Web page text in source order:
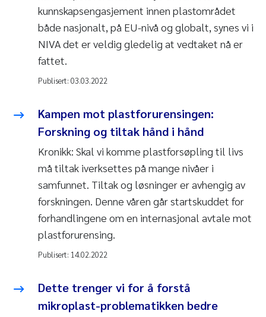
kunnskapsengasjement innen plastområdet
både nasjonalt, på EU-nivå og globalt, synes vi i
NIVA det er veldig gledelig at vedtaket nå er
fattet.
Publisert: 03.03.2022
Kampen mot plastforurensingen:
Forskning og tiltak hånd i hånd
Kronikk: Skal vi komme plastforsøpling til livs
må tiltak iverksettes på mange nivåer i
samfunnet. Tiltak og løsninger er avhengig av
forskningen. Denne våren går startskuddet for
forhandlingene om en internasjonal avtale mot
plastforurensing.
Publisert: 14.02.2022
Dette trenger vi for å forstå
mikroplast-problematikken bedre